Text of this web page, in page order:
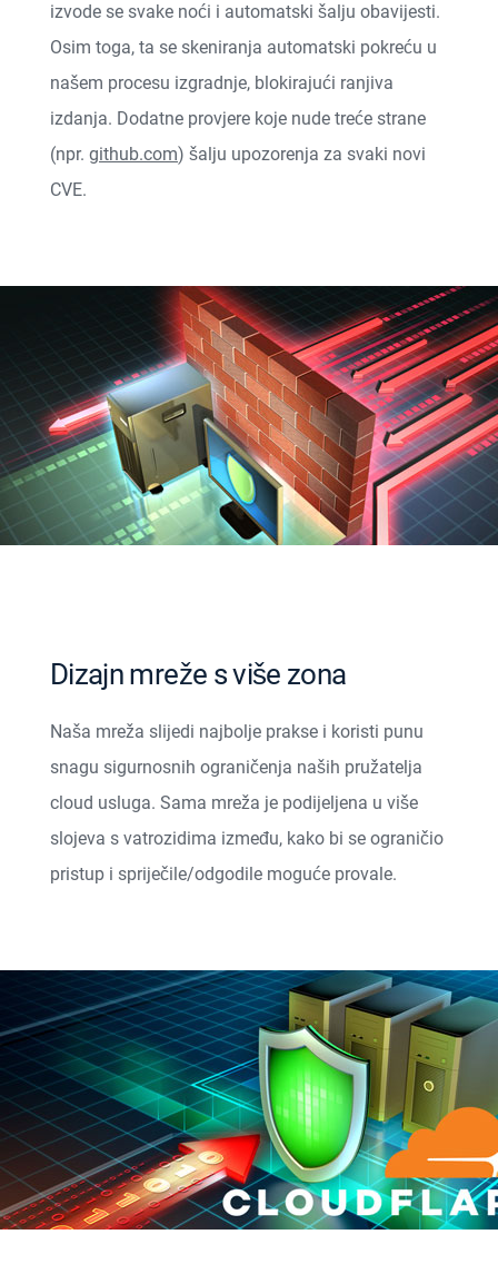
izvode se svake noći i automatski šalju obavijesti.
Osim toga, ta se skeniranja automatski pokreću u
našem procesu izgradnje, blokirajući ranjiva
izdanja. Dodatne provjere koje nude treće strane
(npr. github.com) šalju upozorenja za svaki novi
CVE.
Dizajn mreže s više zona
Naša mreža slijedi najbolje prakse i koristi punu
snagu sigurnosnih ograničenja naših pružatelja
cloud usluga. Sama mreža je podijeljena u više
slojeva s vatrozidima između, kako bi se ograničio
pristup i spriječile/odgodile moguće provale.